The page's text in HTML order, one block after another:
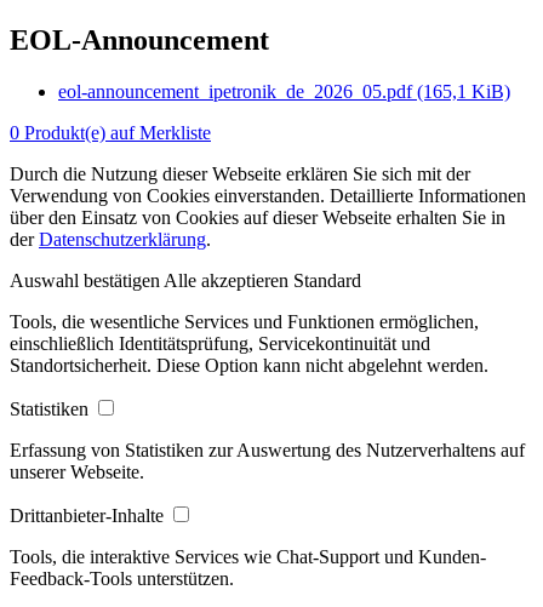
EOL-Announcement
eol-announcement_ipetronik_de_2026_05.pdf(165,1 KiB)
0 Produkt(e) auf Merkliste
Durch die Nutzung dieser Webseite erklären Sie sich mit der
Verwendung von Cookies einverstanden. Detaillierte Informationen
über den Einsatz von Cookies auf dieser Webseite erhalten Sie in
derDatenschutzerklärung.
Auswahl bestätigen Alle akzeptieren Standard
Tools, die wesentliche Services und Funktionen ermöglichen,
einschließlich Identitätsprüfung, Servicekontinuität und
Standortsicherheit. Diese Option kann nicht abgelehnt werden.
Statistiken
Erfassung von Statistiken zur Auswertung des Nutzerverhaltens auf
unserer Webseite.
Drittanbieter-Inhalte
Tools, die interaktive Services wie Chat-Support und Kunden-
Feedback-Tools unterstützen.